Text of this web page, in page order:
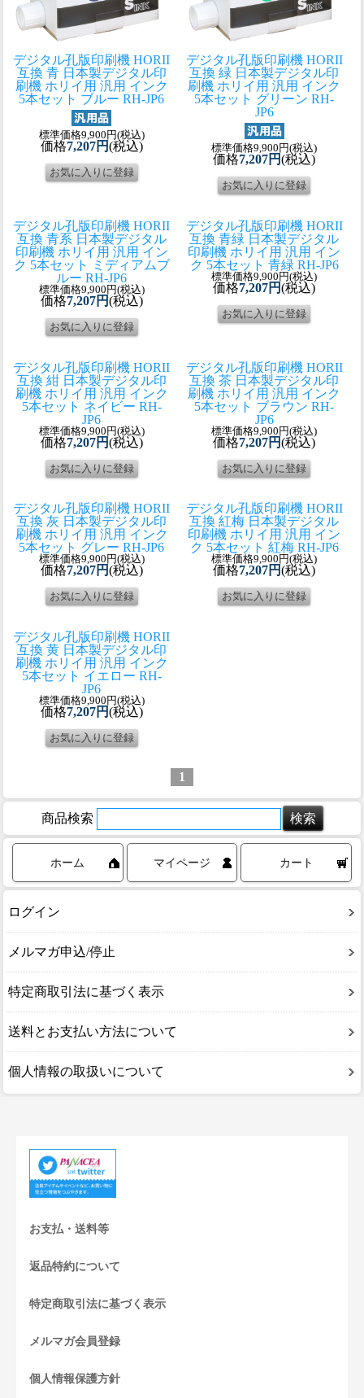
デジタル孔版印刷機 HORII
互換 青 日本製デジタル印
刷機 ホリイ用 汎用 インク
5本セット ブルー RH-JP6
標準価格9,900円(税込)
価格7,207円(税込)
デジタル孔版印刷機 HORII
互換 緑 日本製デジタル印
刷機 ホリイ用 汎用 インク
5本セット グリーン RH-
JP6
標準価格9,900円(税込)
価格7,207円(税込)
デジタル孔版印刷機 HORII
互換 青系 日本製デジタル
印刷機 ホリイ用 汎用 イン
ク 5本セット ミディアムブ
ルー RH-JP6
標準価格9,900円(税込)
価格7,207円(税込)
デジタル孔版印刷機 HORII
互換 青緑 日本製デジタル
印刷機 ホリイ用 汎用 イン
ク 5本セット 青緑 RH-JP6
標準価格9,900円(税込)
価格7,207円(税込)
デジタル孔版印刷機 HORII
互換 紺 日本製デジタル印
刷機 ホリイ用 汎用 インク
5本セット ネイビー RH-
JP6
標準価格9,900円(税込)
価格7,207円(税込)
デジタル孔版印刷機 HORII
互換 茶 日本製デジタル印
刷機 ホリイ用 汎用 インク
5本セット ブラウン RH-
JP6
標準価格9,900円(税込)
価格7,207円(税込)
デジタル孔版印刷機 HORII
互換 灰 日本製デジタル印
刷機 ホリイ用 汎用 インク
5本セット グレー RH-JP6
標準価格9,900円(税込)
価格7,207円(税込)
デジタル孔版印刷機 HORII
互換 紅梅 日本製デジタル
印刷機 ホリイ用 汎用 イン
ク 5本セット 紅梅 RH-JP6
標準価格9,900円(税込)
価格7,207円(税込)
デジタル孔版印刷機 HORII
互換 黄 日本製デジタル印
刷機 ホリイ用 汎用 インク
5本セット イエロー RH-
JP6
標準価格9,900円(税込)
価格7,207円(税込)
1
商品検索
ホーム マイページ カート
ログイン
メルマガ申込/停止
特定商取引法に基づく表示
送料とお支払い方法について
個人情報の取扱いについて
お支払・送料等
返品特約について
特定商取引法に基づく表示
メルマガ会員登録
個人情報保護方針